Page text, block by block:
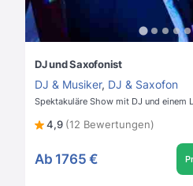
DJ und Saxofonist
DJ & Musiker, DJ & Saxofon
Spektakuläre Show mit DJ und einem
4,9 (12 Bewertungen)
Ab 1765 €